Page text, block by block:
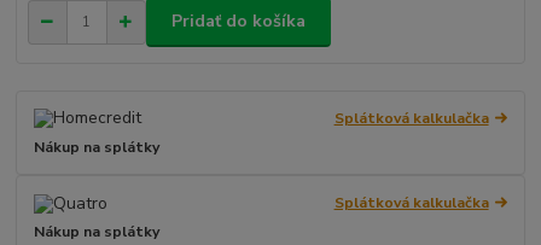
Pridať do košíka
Splátková kalkulačka
Nákup na splátky
Splátková kalkulačka
Nákup na splátky